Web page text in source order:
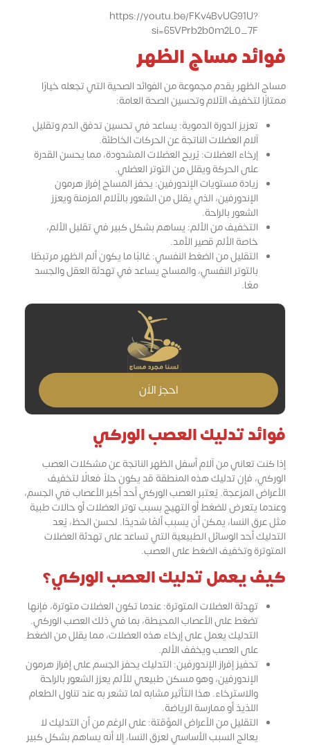
https://youtu.be/FKv4BvUG91U?
si=65VPrb2b0m2L0_7F
فوائد مساج الظهر
مساج الظهر يقدم مجموعة من الفوائد الصحية التي تجعله خيارًا
ممتازًا لتخفيف الآلام وتحسين الصحة العامة:
تعزيز الدورة الدموية: يساعد في تحسين تدفق الدم وتقليل
آلام العضلات الناتجة عن الحركات الخاطئة.
إرخاء العضلات: يُريح العضلات المشدودة، مما يحسن القدرة
على الحركة ويقلل من التوتر العضلي.
زيادة مستويات الإندورفين: يحفز المساج إفراز هرمون
الإندورفين، الذي يقلل من الشعور بالآلام المزمنة ويعزز
الشعور بالراحة.
التخفيف من الألم: يساهم بشكل كبير في تقليل الألم،
خاصة الألم قصير الأمد.
التقليل من الضغط النفسي: غالبًا ما يكون ألم الظهر مرتبطًا
بالتوتر النفسي، والمساج يساعد في تهدئة العقل والجسد
معًا.
احجز الاَن
فوائد تدليك العصب الوركي
إذا كنت تعاني من آلام أسفل الظهر الناتجة عن مشكلات العصب
الوركي، فإن تدليك هذه المنطقة قد يكون حلاً فعالًا لتخفيف
الأعراض المزعجة. يُعتبر العصب الوركي أحد أكبر الأعصاب في الجسم،
وعندما يتعرض للضغط أو التهيج بسبب توتر العضلات أو حالات طبية
مثل عرق النسا، يمكن أن يسبب ألمًا شديدًا. لحسن الحظ، يُعد
التدليك أحد الوسائل الطبيعية التي تساعد على تهدئة العضلات
المتوترة وتخفيف الضغط على العصب.
كيف يعمل تدليك العصب الوركي؟
تهدئة العضلات المتوترة: عندما تكون العضلات متوترة، فإنها
تضغط على الأعصاب المحيطة، بما في ذلك العصب الوركي.
التدليك يعمل على إرخاء هذه العضلات، مما يقلل من الضغط
على العصب ويخفف الألم.
تحفيز إفراز الإندورفين: التدليك يحفز الجسم على إفراز هرمون
الإندورفين، وهو مسكن طبيعي للألم يعزز الشعور بالراحة
والاسترخاء. هذا التأثير مشابه لما تشعر به عند تناول الطعام
اللذيذ أو ممارسة الرياضة.
التقليل من الأعراض المؤقتة: على الرغم من أن التدليك لا
يعالج السبب الأساسي لعرق النسا، إلا أنه يساهم بشكل كبير